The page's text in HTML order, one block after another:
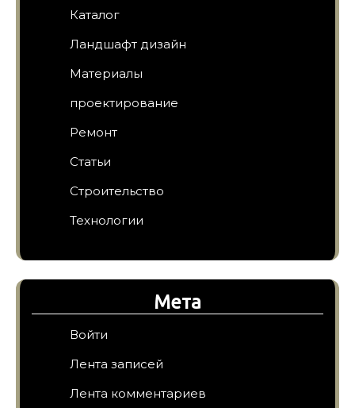
Каталог
Ландшафт дизайн
Материалы
проектирование
Ремонт
Статьи
Строительство
Технологии
Мета
Войти
Лента записей
Лента комментариев